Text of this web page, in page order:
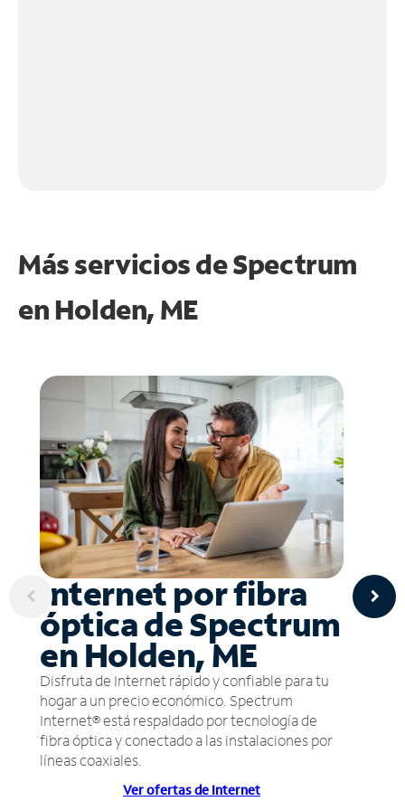
Más servicios de Spectrum
en Holden, ME
Internet por fibra
óptica de Spectrum
en Holden, ME
Disfruta de Internet rápido y confiable para tu
hogar a un precio económico. Spectrum
Internet® está respaldado por tecnología de
fibra óptica y conectado a las instalaciones por
líneas coaxiales.
Ver ofertas de Internet